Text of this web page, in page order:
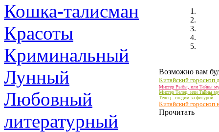
Кошка-талисман
Красоты
Криминальный
Лунный
Любовный
литературный
Возможно вам
Китайский гороскоп
Мистер Рыбы, или Тайны
Мистер Телец, или Тайны
Телец - следим за фигурой
Китайский гороскоп
Прочитать